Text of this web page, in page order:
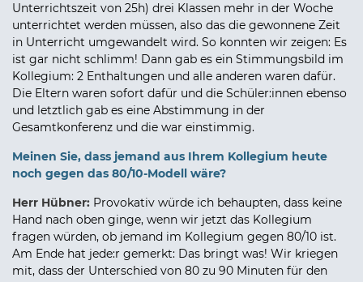
Unterrichtszeit von 25h) drei Klassen mehr in der Woche
unterrichtet werden müssen, also das die gewonnene Zeit
in Unterricht umgewandelt wird. So konnten wir zeigen: Es
ist gar nicht schlimm! Dann gab es ein Stimmungsbild im
Kollegium: 2 Enthaltungen und alle anderen waren dafür.
Die Eltern waren sofort dafür und die Schüler:innen ebenso
und letztlich gab es eine Abstimmung in der
Gesamtkonferenz und die war einstimmig.
Meinen Sie, dass jemand aus Ihrem Kollegium heute
noch gegen das 80/10-Modell wäre?
Herr Hübner: Provokativ würde ich behaupten, dass keine
Hand nach oben ginge, wenn wir jetzt das Kollegium
fragen würden, ob jemand im Kollegium gegen 80/10 ist.
Am Ende hat jede:r gemerkt: Das bringt was! Wir kriegen
mit, dass der Unterschied von 80 zu 90 Minuten für den